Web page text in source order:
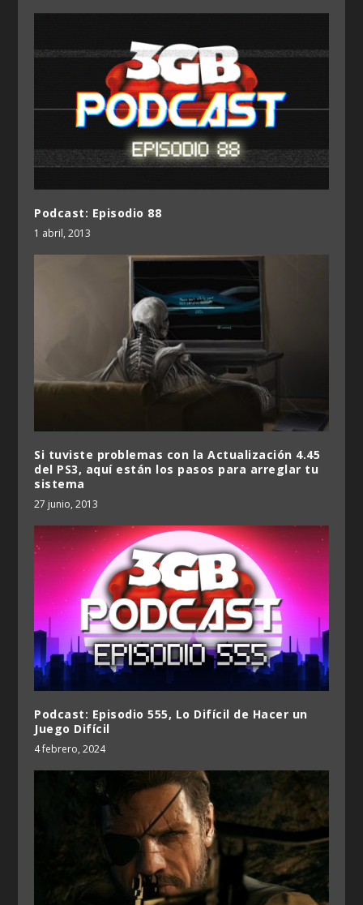
Podcast: Episodio 88
1 abril, 2013
Si tuviste problemas con la Actualización 4.45
del PS3, aquí están los pasos para arreglar tu
sistema
27 junio, 2013
Podcast: Episodio 555, Lo Difícil de Hacer un
Juego Difícil
4 febrero, 2024